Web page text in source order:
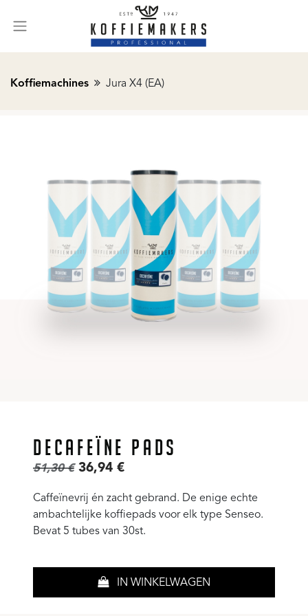
Koffiemachines Jura X4 (EA)
DECAFEÏNE PADS
51,30€ 36,94 €
Caffeïnevrij én zacht gebrand. De enige echte
ambachtelijke koffiepads voor elk type Senseo.
Bevat 5 tubes van 30st.
IN WINKELWAGEN